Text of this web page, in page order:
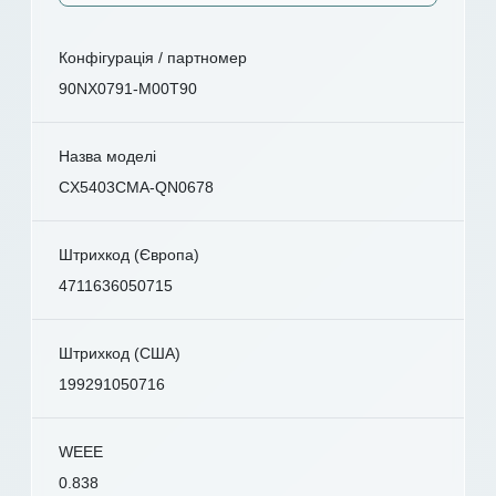
Конфігурація / партномер
90NX0791-M00T90
Назва моделі
CX5403CMA-QN0678
Штрихкод (Європа)
4711636050715
Штрихкод (США)
199291050716
WEEE
0.838